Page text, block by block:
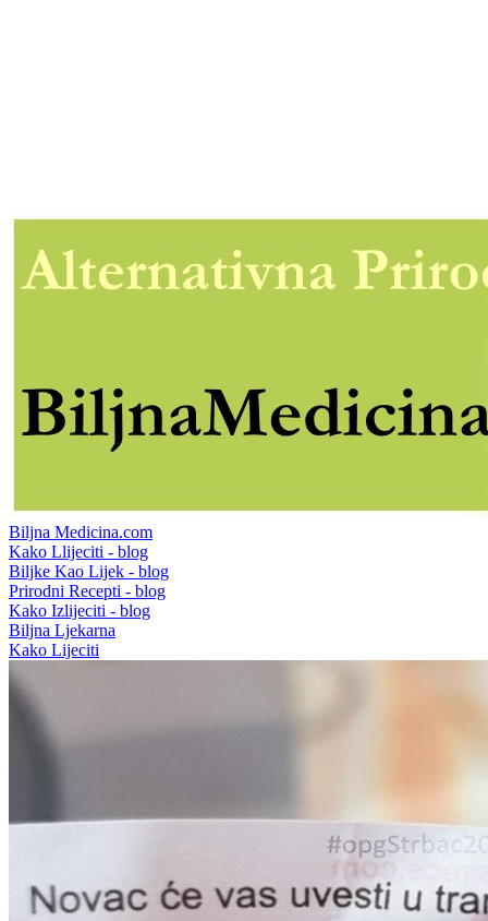
Biljna Medicina.com
Kako Llijeciti - blog
Biljke Kao Lijek - blog
Prirodni Recepti - blog
Kako Izlijeciti - blog
Biljna Ljekarna
Kako Lijeciti